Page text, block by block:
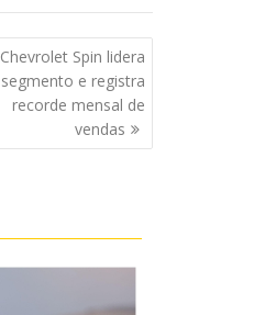
Chevrolet Spin lidera
segmento e registra
recorde mensal de
vendas